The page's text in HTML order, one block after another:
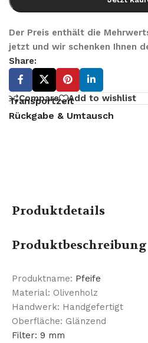
Der Preis enthält die
jetzt und wir schenken Ihnen
Share:
Compare Add to wishlist
Transportzeit
Rückgabe & Umtausch
Produktdetails
Produktbeschreibung
Produktname: Pfeife
Material: Olivenholz
Handwerk: Handgefertigt
Oberfläche: Glänzend
Filter: 9 mm